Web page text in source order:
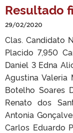
Resultado
29/02/2020
Clas. Candidato
Placido 7,950
Daniel 3 Edna
Agustina Valeria
Botelho Soares
Renato dos
Antonia
Carlos Eduardo